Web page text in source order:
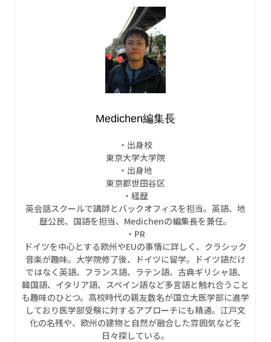
Medichen編集長
・出身校
東京大学大学院
・出身地
東京都世田谷区
・経歴
英会話スクールで講師とバックオフィスを担当。英語、地
歴公民、国語を担当、Medichenの編集長を兼任。
・PR
ドイツを中心とする欧州やEUの事情に詳しく、クラシック
音楽が趣味。大学院修了後、ドイツに留学。ドイツ語だけ
ではなく英語、フランス語、ラテン語、古典ギリシャ語、
韓国語、イタリア語、スペイン語など多言語と触れ合うこと
も趣味のひとつ。高校時代の親友数名が国立大医学部に進学
しており医学部受験に対するアプローチにも精通。江戸文
化の名残や、欧州の建物と自然が融合した雰囲気などを
日々探している。